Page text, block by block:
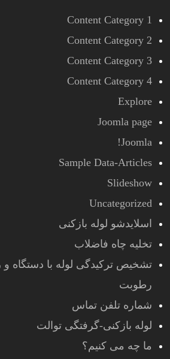
Content Category 1
Content Category 2
Content Category 3
Content Category 4
Explore
Joomla page
Joomla!
Sample Data-Articles
Slideshow
Uncategorized
اسلایدشو لوله بازکنی
تخلیه چاه فاضلاب
تشخیص ترکیدگی لوله با دستگاه و
رطوبت
شماره تلفن تماس
لوله بازکنی-گرفتگی توالت
ما چه می کنیم؟